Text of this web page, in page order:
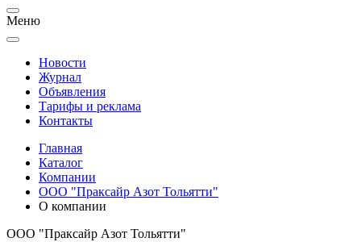
Меню
Новости
Журнал
Объявления
Тарифы и реклама
Контакты
Главная
Каталог
Компании
ООО "Праксайр Азот Тольятти"
О компании
ООО "Праксайр Азот Тольятти"